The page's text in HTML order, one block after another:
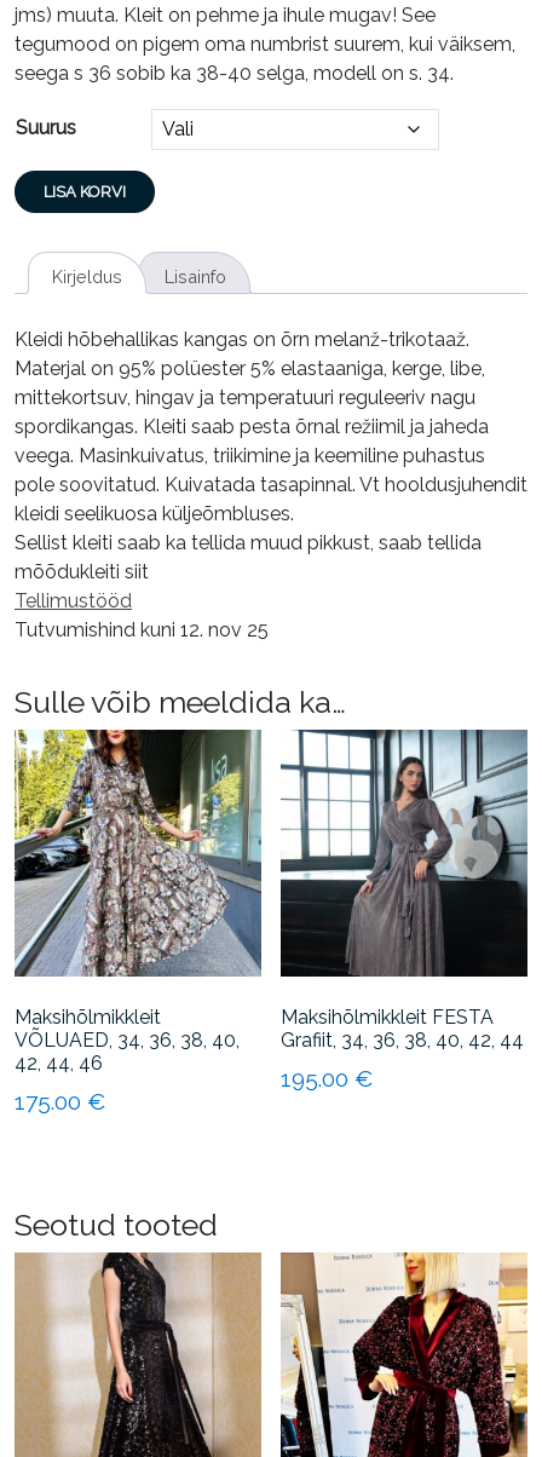
jms) muuta. Kleit on pehme ja ihule mugav! See
tegumood on pigem oma numbrist suurem, kui väiksem,
seega s 36 sobib ka 38-40 selga, modell on s. 34.
Suurus
Pikk
kleit
Hall,
34,
36,
38,
40,
44
kogus
LISA KORVI
Kirjeldus Lisainfo
Kleidi hõbehallikas kangas on õrn melanž-trikotaaž.
Materjal on 95% polüester 5% elastaaniga, kerge, libe,
mittekortsuv, hingav ja temperatuuri reguleeriv nagu
spordikangas. Kleiti saab pesta õrnal režiimil ja jaheda
veega. Masinkuivatus, triikimine ja keemiline puhastus
pole soovitatud. Kuivatada tasapinnal. Vt hooldusjuhendit
kleidi seelikuosa küljeõmbluses.
Sellist kleiti saab ka tellida muud pikkust, saab tellida
mõõdukleiti siit
Tellimustööd
Tutvumishind kuni 12. nov 25
Sulle võib meeldida ka…
Maksihõlmikkleit
VÕLUAED, 34, 36, 38, 40,
42, 44, 46
175.00 €
mitu
varianti.
tootelehel.
Maksihõlmikkleit FESTA
Grafiit, 34, 36, 38, 40, 42, 44
195.00 €
Valikuid
saab
teha
tootelehel.
Seotud tooted